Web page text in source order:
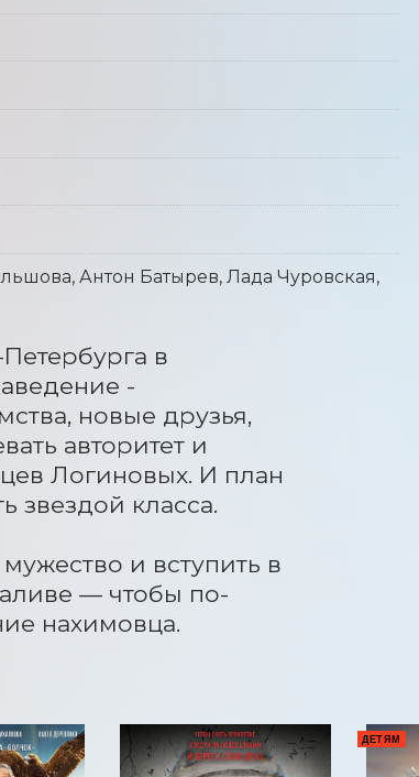
Антон Батырев, Лада Чуровская,
в
-
новые друзья,
авторитет и
Логиновых. И план
звездой класса.
и вступить в
— чтобы по-
нахимовца.
ДЕТЯМ